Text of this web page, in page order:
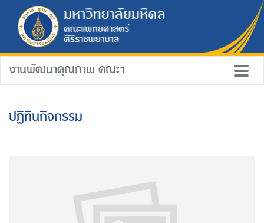
งานพัฒนาคุณภาพ คณะฯ
ปฏิทินกิจกรรม